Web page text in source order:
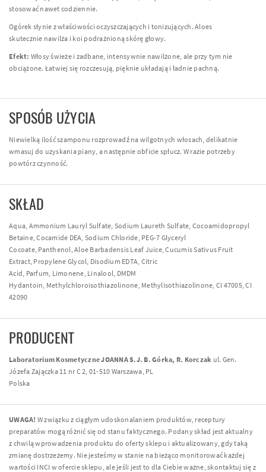
stosować nawet codziennie.
Ogórek słynie z właściwości oczyszczających i tonizujących. Aloes
skutecznie nawilża i koi podrażnioną skórę głowy.
Efekt: Włosy świeże i zadbane, intensywnie nawilżone, ale przy tym nie
obciążone. Łatwiej się rozczesują, pięknie układają i ładnie pachną.
SPOSÓB UŻYCIA
Niewielką ilość szamponu rozprowadź na wilgotnych włosach, delikatnie
wmasuj do uzyskania piany, a następnie obficie spłucz. W razie potrzeby
powtórz czynność.
SKŁAD
Aqua, Ammonium Lauryl Sulfate, Sodium Laureth Sulfate, Cocoamidopropyl
Betaine, Cocamide DEA, Sodium Chloride, PEG-7 Glyceryl
Cocoate, Panthenol, Aloe Barbadensis Leaf Juice, Cucumis Sativus Fruit
Extract, Propylene Glycol, Disodium EDTA, Citric
Acid, Parfum, Limonene, Linalool, DMDM
Hydantoin, Methylchloroisothiazolinone, Methylisothiazolinone, CI 47005, CI
42090
PRODUCENT
Laboratorium Kosmetyczne JOANNA S.J. B. Górka, R. Korczak ul. Gen.
Józefa Zajączka 11 nr C 2, 01-510 Warszawa, PL
Polska
UWAGA! W związku z ciągłym udoskonalaniem produktów, receptury
preparatów mogą różnić się od stanu faktycznego. Podany skład jest aktualny
z chwilą wprowadzenia produktu do oferty sklepu i aktualizowany, gdy taką
zmianę dostrzeżemy. Nie jesteśmy w stanie na bieżąco monitorować każdej
wartości INCI w ofercie sklepu, ale jeśli jest to dla Ciebie ważne, skontaktuj się z